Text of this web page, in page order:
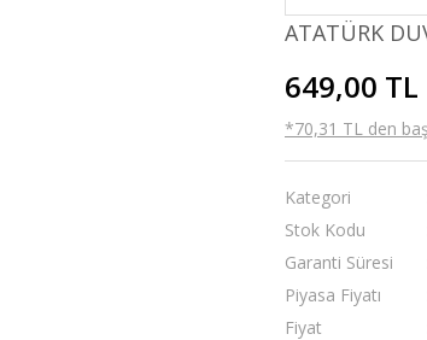
ATATÜRK
649,00 TL
*70,31 TL den
Kategori
Stok Kodu
Garanti Süresi
Piyasa Fiyatı
Fiyat